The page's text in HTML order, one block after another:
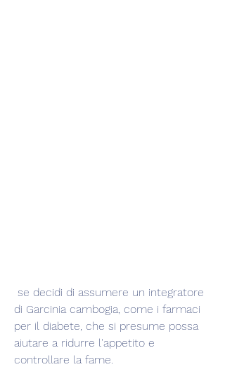
di Garcinia cambogia, come i farmaci
per il diabete, che si presume possa
aiutare a ridurre l'appetito e
controllare la fame.